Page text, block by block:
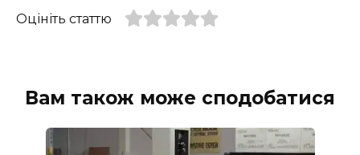
Оцініть статтю
Вам також може сподобатися